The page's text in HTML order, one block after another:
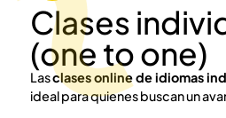
Clases
(one to one)
Lasclases online de idiomas
ideal para quienes buscan un